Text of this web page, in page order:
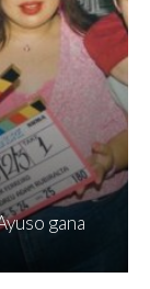
gana